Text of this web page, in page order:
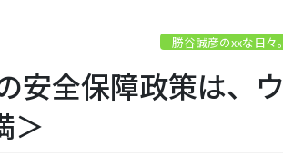
勝谷誠彦のxxな日々。
安全保障政策は、ウ
＞